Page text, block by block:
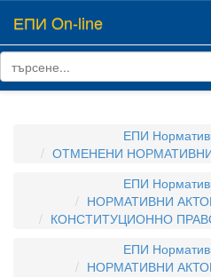
ЕПИ On-line
ЕПИ
ОТМЕНЕНИ
ЕПИ
НОРМАТИВНИ
КОНСТИТУЦИОННО
ЕПИ
НОРМАТИВНИ